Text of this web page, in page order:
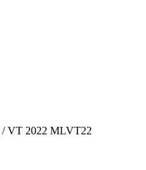
/VT 2022 MLVT22